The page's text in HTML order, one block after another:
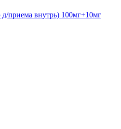
приема внутрь) 100мг+10мг